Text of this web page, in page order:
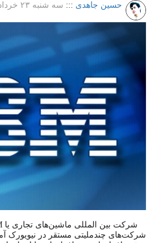
حسین جاهدی ::: سه شنبه ۲۳ خرداد ۹۱
شرکت‌های چندملیتی مستقر در نیویورک